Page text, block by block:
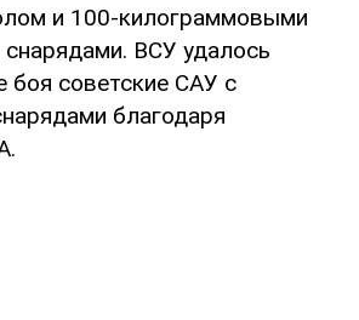
и 100-килограммовыми
ВСУ удалось
боя советские САУ с
благодаря